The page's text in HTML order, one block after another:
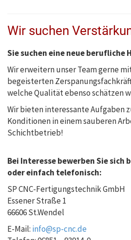
Wir suchen
Sie suchen eine neue berufliche
Wir erweitern unser Team gerne
begeisterten
welche Qualität ebenso schätzen
Wir bieten interessante Aufgaben
Konditionen in einem sauberen
Schichtbetrieb!
Bei Interesse bewerben Sie sich
oder einfach telefonisch:
SP CNC-Fertigungstechnik GmbH
Essener Straße 1
66606 St.Wendel
E-Mail: info@sp-cnc.de